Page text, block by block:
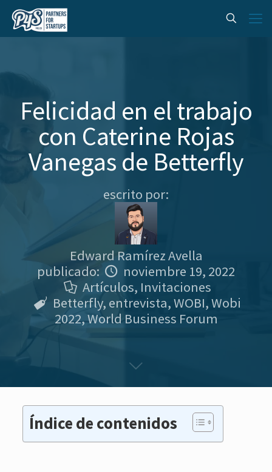
Felicidad en el trabajo
con Caterine Rojas
Vanegas de Betterfly
escrito por:
Edward Ramírez Avella
publicado:
noviembre 19, 2022
Artículos, Invitaciones
Betterfly, entrevista,WOBI,Wobi
2022,World Business Forum
Índice de contenidos